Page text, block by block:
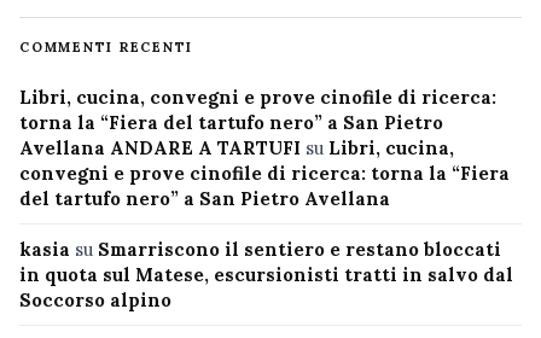
COMMENTI RECENTI
Libri, cucina, convegni e prove cinofile di ricerca:
torna la “Fiera del tartufo nero” a San Pietro
Avellana ANDARE A TARTUFI su Libri, cucina,
convegni e prove cinofile di ricerca: torna la “Fiera
del tartufo nero” a San Pietro Avellana
kasia su Smarriscono il sentiero e restano bloccati
in quota sul Matese, escursionisti tratti in salvo dal
Soccorso alpino